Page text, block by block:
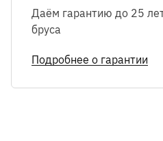
Даём гарантию до 25
бруса
Подробнее о гарантии